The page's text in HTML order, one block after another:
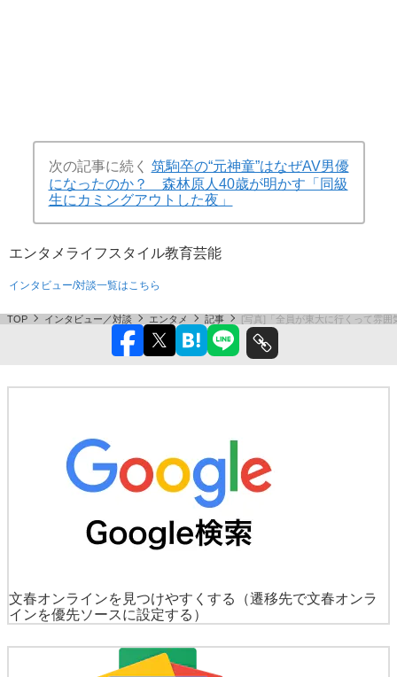
次の記事に続く 筑駒卒の“元神童”はなぜAV男優
になったのか？ 森林原人40歳が明かす「同級
生にカミングアウトした夜」
エンタメ ライフスタイル教育芸能
インタビュー/対談一覧はこちら
TOP インタビュー／対談 エンタメ 記事 [写真]「全員が東大に行くって雰囲
文春オンラインを見つけやすくする
（遷移先で文春オンラ
インを優先ソースに設定する）